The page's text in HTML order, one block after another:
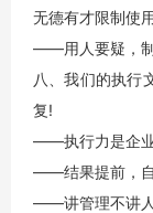
无德有才限制使
——用人要疑，制
八、我们的执行
复!
——执行力是企
——结果提前，自
——讲管理不讲